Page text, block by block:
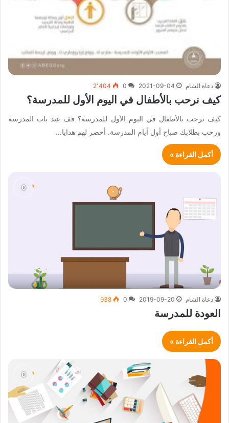
دعاة الشام 2021-09-04
0 2٬404
كيف نرحب بالأطفال في اليوم الأول للمدرسة؟
كيف نرحب بالأطفال في اليوم الأول للمدرسة؟ قف عند باب المدرسة
ورحب بطلابك صباح أول أيام المدرسة. أحضر لهم هدايا…
أكمل القراءة »
دعاة الشام 2019-09-20
0
938
العودة للمدرسة
أكمل القراءة »